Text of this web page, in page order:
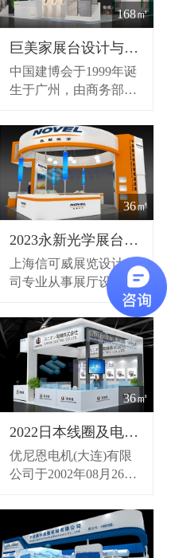
展沉淀，致力于促进中
国大食品产业迈向全球
化步伐的专业会展机
构。定位国际性、专业
性、贸易性展会。AIFE
立足中国北京、上海、
食品市场的丰厚积淀、
不断突破创新精神、秉
承国际化现代办展理念
建立覆盖全世界的宣传
平台，为参展企业的产
有效的贸易渠道。
168㎡
巨美家展台设计与搭建
中国建博会于1999年诞
生于广州，由商务部下
心（集团）旗下的全资
子公司中国对外贸易广
州展览总公司承办，是
会展行业中名副其实的
“国家队”。为满足企业
和市场的需求，2015
年，中国建博会进军上
海，在上海虹桥国家会
展中心举办“中国建博会
（上海）”，形成3月上
海虹桥举办“中国建博会
（上海）”，7月广州琶
洲举办“中国建博会（广
州）”，一年两展，春华
夏荣。
36㎡
2023永新光学展台设计
上海信可威展览设计公
司专业从事展厅设计装
修、展会展位设计、展
台搭建的展览服务,同时
提供展示设计，承接大
小型展会布展，作为展
览公司致力为客户提供
前期策划、设计创意、
现场搭建和维护、全国
巡展等，致力于全球各
个国家各个城市的一站
式会展设计搭建服务。
36㎡
2022日本线圈及电机展览会
优尼恩电机(大连)有限
公司于2002年08月26日
雄一郎，公司经营范围
包括：设计制造各种精
密电阻焊机、高精度焊